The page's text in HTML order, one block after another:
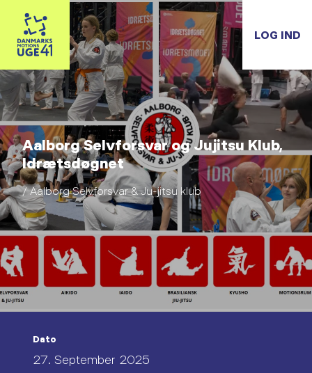
LOG IND
Aalborg Selvforsvar og Jujitsu Klub,
Idrætsdøgnet
/ Aalborg Selvforsvar & Ju-jitsu klub
Dato
27. September 2025